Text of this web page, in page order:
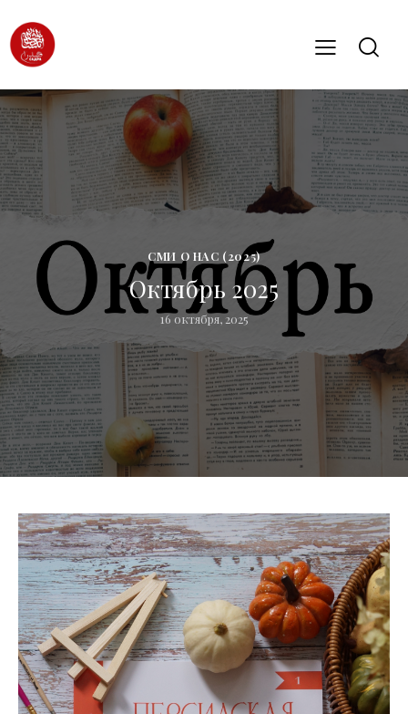
СМИ О НАС (2025)
Октябрь 2025
16 октября, 2025